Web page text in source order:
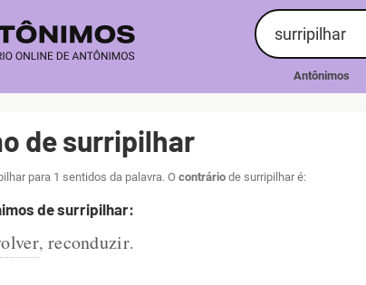
Antônimos
de surripilhar
para 1 sentidos da palavra. O contrário de surripilhar é:
de surripilhar:
, reconduzir.